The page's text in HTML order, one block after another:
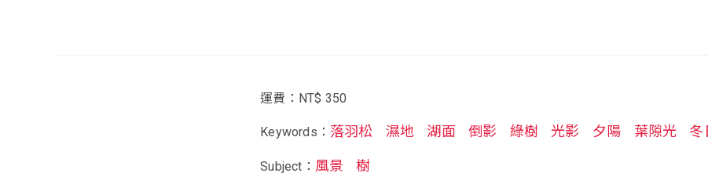
運費：NT$ 350
Keywords： 落羽松 濕地 湖面 倒影 綠樹 光影 夕陽 葉隙光 冬
Subject： 風景 樹